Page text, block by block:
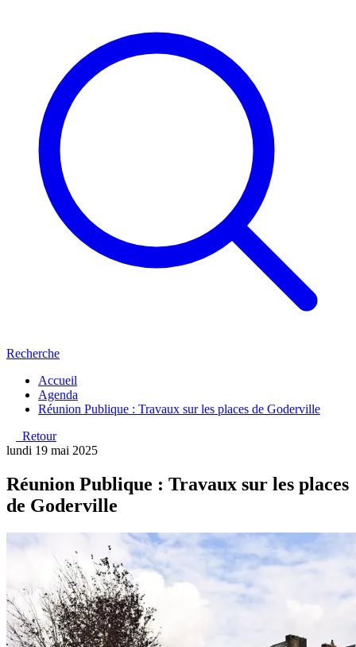
Recherche
Accueil
Agenda
Réunion Publique : Travaux sur les places de Goderville
Retour
lundi 19 mai 2025
Réunion Publique : Travaux sur les places
de Goderville